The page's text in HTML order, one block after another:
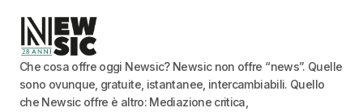
Che cosa offre oggi Newsic? Newsic non offre “news”. Quelle
sono ovunque, gratuite, istantanee, intercambiabili. Quello
che Newsic offre è altro: Mediazione critica,